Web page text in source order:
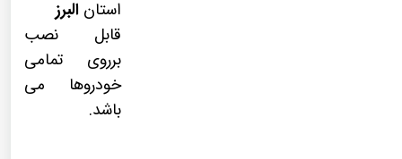
استان البرز
قابل نصب
برروی تمامی
خودروها می
باشد.